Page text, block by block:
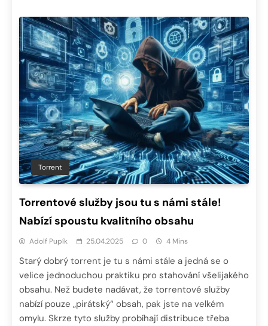
Torrent
Torrentové služby jsou tu s námi stále!
Nabízí spoustu kvalitního obsahu
Adolf Pupík 25.04.2025 0 4 Mins
Starý dobrý torrent je tu s námi stále a jedná se o
velice jednoduchou praktiku pro stahování všelijakého
obsahu. Než budete nadávat, že torrentové služby
nabízí pouze „pirátský“ obsah, pak jste na velkém
omylu. Skrze tyto služby probíhají distribuce třeba